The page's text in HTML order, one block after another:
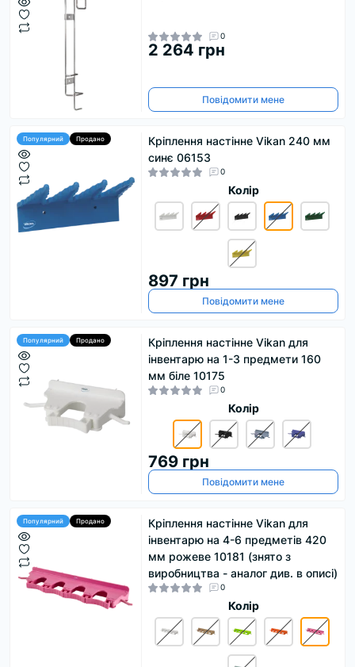
0
2 264 грн
Повідомити мене
Популярний Продано
Кріплення настінне Vikan 240 мм
синє 06153
0
Колір
897 грн
Повідомити мене
Популярний Продано
Кріплення настінне Vikan для
інвентарю на 1-3 предмети 160
мм біле 10175
0
Колір
769 грн
Повідомити мене
Популярний Продано
Кріплення настінне Vikan для
інвентарю на 4-6 предметів 420
мм рожеве 10181 (знято з
виробництва - аналог див. в описі)
0
Колір